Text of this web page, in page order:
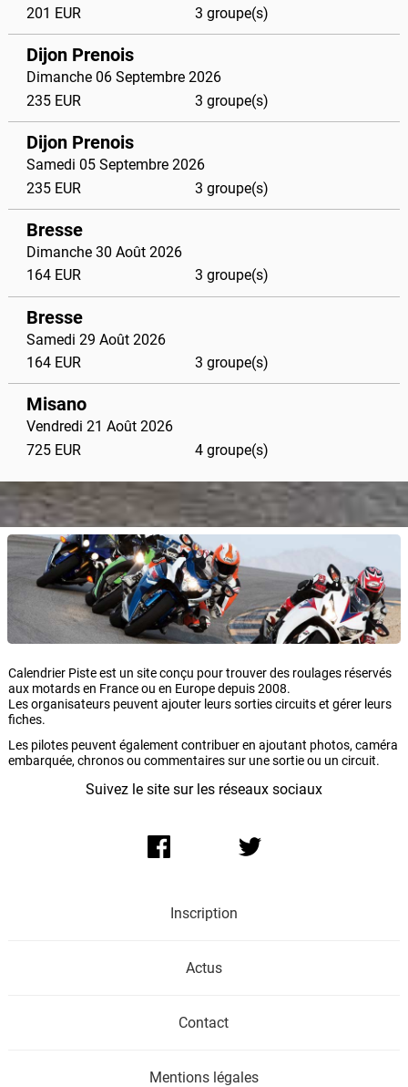
201 EUR
3 groupe(s)
Dijon Prenois
Dimanche 06 Septembre 2026
235 EUR
3 groupe(s)
Dijon Prenois
Samedi 05 Septembre 2026
235 EUR
3 groupe(s)
Bresse
Dimanche 30 Août 2026
164 EUR
3 groupe(s)
Bresse
Samedi 29 Août 2026
164 EUR
3 groupe(s)
Misano
Vendredi 21 Août 2026
725 EUR
4 groupe(s)
Calendrier Piste est un site conçu pour trouver des roulages réservés
aux motards en France ou en Europe depuis 2008.
Les organisateurs peuvent ajouter leurs sorties circuits et gérer leurs
fiches.
Les pilotes peuvent également contribuer en ajoutant photos, caméra
embarquée, chronos ou commentaires sur une sortie ou un circuit.
Suivez le site sur les réseaux sociaux
Inscription
Actus
Contact
Mentions légales